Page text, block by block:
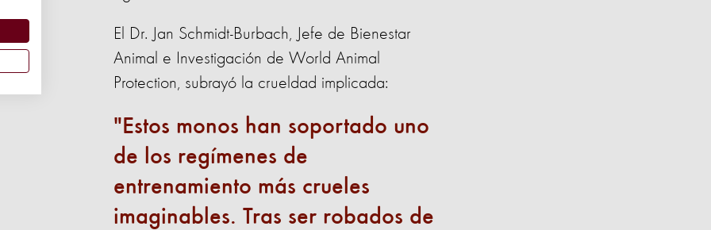
El Dr. Jan Schmidt-Burbach, Jefe de Bienestar
Animal e Investigación de World Animal
Protection, subrayó la crueldad implicada:
Estos monos han soportado uno
de los regímenes de
entrenamiento más crueles
imaginables. Tras ser robados de